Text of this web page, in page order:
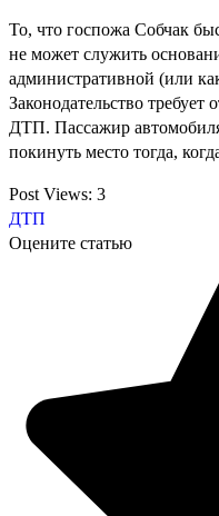
То, что госпожа Собчак
не может служить
административной (или
Законодательство требует
ДТП. Пассажир
покинуть место тогда,
Post Views: 3
ДТП
Оцените статью